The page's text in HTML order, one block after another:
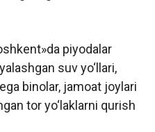
piyodalar
suv yo‘llari,
binolar, jamoat joylari
tor yo‘laklarni qurish